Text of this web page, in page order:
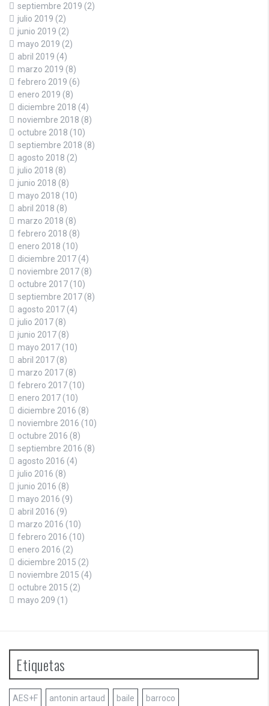
septiembre 2019 (2)
julio 2019 (2)
junio 2019 (2)
mayo 2019 (2)
abril 2019 (4)
marzo 2019 (8)
febrero 2019 (6)
enero 2019 (8)
diciembre 2018 (4)
noviembre 2018 (8)
octubre 2018 (10)
septiembre 2018 (8)
agosto 2018 (2)
julio 2018 (8)
junio 2018 (8)
mayo 2018 (10)
abril 2018 (8)
marzo 2018 (8)
febrero 2018 (8)
enero 2018 (10)
diciembre 2017 (4)
noviembre 2017 (8)
octubre 2017 (10)
septiembre 2017 (8)
agosto 2017 (4)
julio 2017 (8)
junio 2017 (8)
mayo 2017 (10)
abril 2017 (8)
marzo 2017 (8)
febrero 2017 (10)
enero 2017 (10)
diciembre 2016 (8)
noviembre 2016 (10)
octubre 2016 (8)
septiembre 2016 (8)
agosto 2016 (4)
julio 2016 (8)
junio 2016 (8)
mayo 2016 (9)
abril 2016 (9)
marzo 2016 (10)
febrero 2016 (10)
enero 2016 (2)
diciembre 2015 (2)
noviembre 2015 (4)
octubre 2015 (2)
mayo 209 (1)
Etiquetas
AES+F antonin artaud baile barroco